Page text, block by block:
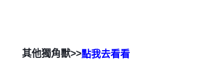
其他獨角獸>>點我去看看